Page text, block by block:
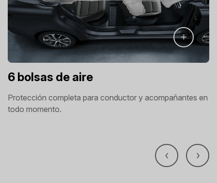
6 bolsas de aire
Protección completa para conductor y acompañantes en
todo momento.